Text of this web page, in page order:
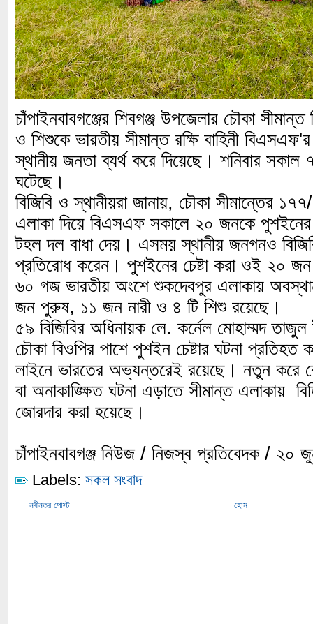
চাঁপাইনবাবগঞ্জের শিবগঞ্জ উপজেলার চৌকা
ও শিশুকে ভারতীয় সীমান্ত রক্ষি বাহিনী বিএসএফ'র
স্থানীয় জনতা ব্যর্থ করে দিয়েছে। শনিবার সকাল
ঘটেছে।
বিজিবি ও স্থানীয়রা জানায়, চৌকা সীমান্তের
এলাকা দিয়ে বিএসএফ সকালে ২০ জনকে পুশইনের
টহল দল বাধা দেয়। এসময় স্থানীয় জনগনও
প্রতিরোধ করেন। পুশইনের চেষ্টা করা ওই ২০ জন
৬০ গজ ভারতীয় অংশে শুকদেবপুর এলাকায়
জন পুরুষ, ১১ জন নারী ও ৪ টি শিশু রয়েছে।
৫৯ বিজিবির অধিনায়ক লে. কর্নেল মোহাম্মদ
চৌকা বিওপির পাশে পুশইন চেষ্টার ঘটনা প্রতিহত
লাইনে ভারতের অভ্যন্তরেই রয়েছে। নতুন করে
বা অনাকাঙ্ক্ষিত ঘটনা এড়াতে সীমান্ত এলাকায়
জোরদার করা হয়েছে।
চাঁপাইনবাবগঞ্জ নিউজ / নিজস্ব প্রতিবেদক / ২০
Labels: সকল সংবাদ
নবীনতর পোস্ট হোম